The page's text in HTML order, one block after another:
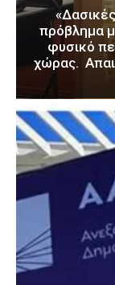
πρόβλημα
φυσικό
χώρας.